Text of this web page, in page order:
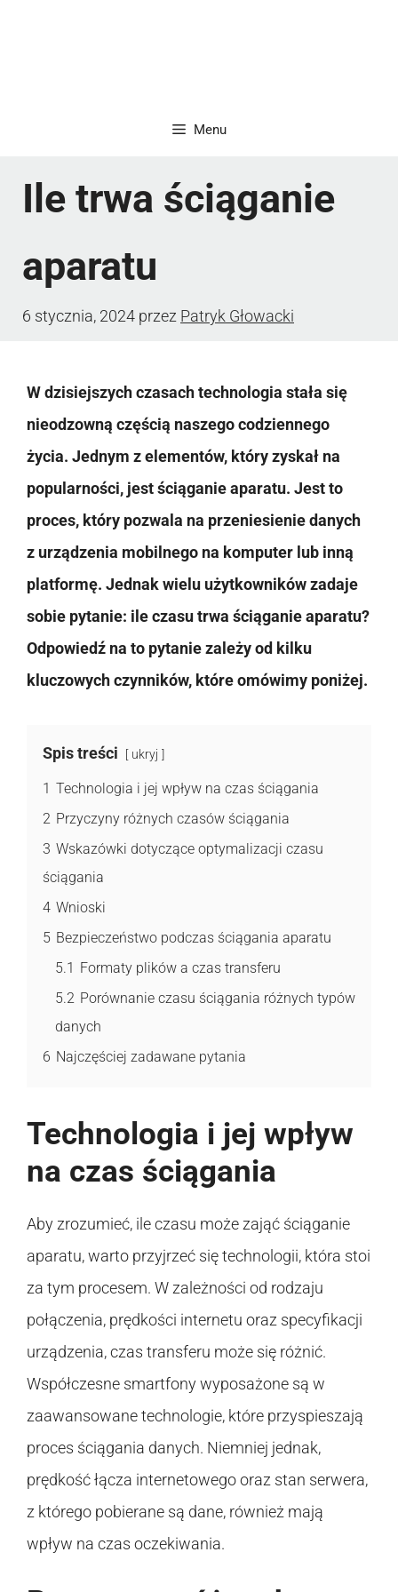
Menu
Ile trwa ściąganie
aparatu
6 stycznia, 2024 przez Patryk Głowacki
W dzisiejszych czasach technologia stała się
nieodzowną częścią naszego codziennego
życia. Jednym z elementów, który zyskał na
popularności, jest ściąganie aparatu. Jest to
proces, który pozwala na przeniesienie danych
z urządzenia mobilnego na komputer lub inną
platformę. Jednak wielu użytkowników zadaje
sobie pytanie: ile czasu trwa ściąganie aparatu?
Odpowiedź na to pytanie zależy od kilku
kluczowych czynników, które omówimy poniżej.
Spis treści ukryj
1 Technologia i jej wpływ na czas ściągania
2 Przyczyny różnych czasów ściągania
3 Wskazówki dotyczące optymalizacji czasu
ściągania
4 Wnioski
5 Bezpieczeństwo podczas ściągania aparatu
5.1 Formaty plików a czas transferu
5.2 Porównanie czasu ściągania różnych typów
danych
6 Najczęściej zadawane pytania
Technologia i jej wpływ
na czas ściągania
Aby zrozumieć, ile czasu może zająć ściąganie
aparatu, warto przyjrzeć się technologii, która stoi
za tym procesem. W zależności od rodzaju
połączenia, prędkości internetu oraz specyfikacji
urządzenia, czas transferu może się różnić.
Współczesne smartfony wyposażone są w
zaawansowane technologie, które przyspieszają
proces ściągania danych. Niemniej jednak,
prędkość łącza internetowego oraz stan serwera,
z którego pobierane są dane, również mają
wpływ na czas oczekiwania.